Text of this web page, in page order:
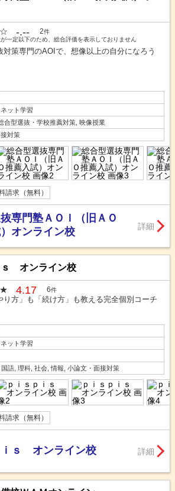
-.-- 2件
一定以下のため、総合評価を表示しておりません
対策専門のAOIで、想像以上の自分になろう
ット学習
合型選抜・学校推薦対策, 映像授業
対策
請求（無料）
専門塾ＡＯＩ（旧ＡＯ
オンライン校
詳細
ｓ オンライン校
4.17 6件
り方」も「続け方」も教える完全個別コーチ
ット学習
語, 理科, 社会, 情報, 小論文・面接対策
請求（無料）
ｉｓ オンライン校 詳細